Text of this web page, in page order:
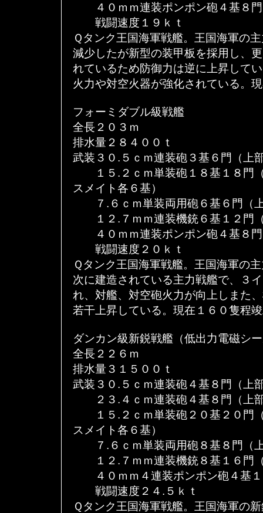
４０ｍｍ連装ポンポン砲４基８門
戦闘速度１９ｋｔ
Ｑタンク王国海軍戦艦。王国海軍の
減少したが新型の装甲板を採用し、
れているため防御力は逆に上昇して
火力や対空火器が強化されている。
フォーミダブル級戦艦
全長２０３ｍ
排水量２８４００ｔ
武装３０.５ｃｍ連装砲３基６門（上
１５.２ｃｍ単装砲１８基１８門
スメイト各６基）
７.６ｃｍ単装両用砲６基６門（
１２.７ｍｍ連装機銃６基１２門
４０ｍｍ連装ポンポン砲４基８門
戦闘速度２０ｋｔ
Ｑタンク王国海軍戦艦。王国海軍の
次に建造されている主力戦艦で、３
れ、対艦、対空砲火力が向上しまた
若干上昇している。現在１６０隻程
ダンカン級新鋭戦艦（低出力電磁シ
全長２２６ｍ
排水量３１５００ｔ
武装３０.５ｃｍ連装砲４基８門（上
２３.４ｃｍ連装砲４基８門（上
１５.２ｃｍ単装砲２０基２０門
スメイト各６基）
７.６ｃｍ単装両用砲８基８門（
１２.７ｍｍ連装機銃８基１６門
４０ｍｍ４連装ポンポン砲４基１
戦闘速度２４.５ｋｔ
Ｑタンク王国海軍戦艦。王国海軍の